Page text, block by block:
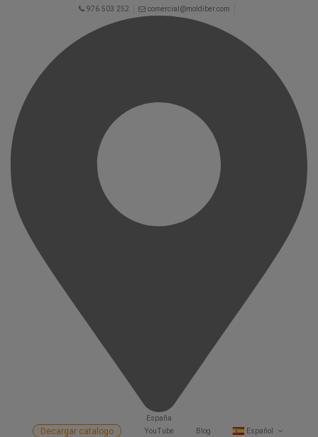
976 503 252 comercial@moldiber.com
España
Español
Blog
YouTube
Decargar catalogo